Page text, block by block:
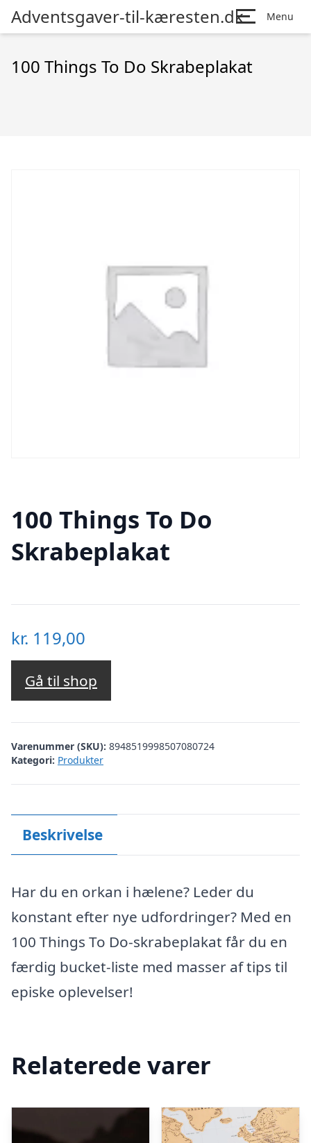
Adventsgaver-til-kæresten.dk Menu
100 Things To Do Skrabeplakat
100 Things To Do
Skrabeplakat
kr. 119,00
Gå til shop
Varenummer (SKU): 8948519998507080724
Kategori: Produkter
Beskrivelse
Har du en orkan i hælene? Leder du
konstant efter nye udfordringer? Med en
100 Things To Do-skrabeplakat får du en
færdig bucket-liste med masser af tips til
episke oplevelser!
Relaterede varer